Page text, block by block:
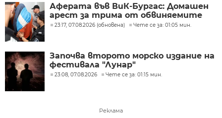
Аферата във ВиК-Бургас: Домашен
арест за трима от обвиняемите
23:17, 07.08.2026 (обновена) Чете се за: 01:05 мин.
Започва второто морско издание на
фестивала "Лунар"
23:08, 07.08.2026 Чете се за: 01:15 мин.
Реклама